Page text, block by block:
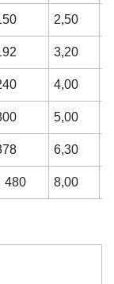
2,50
3,20
4,00
5,00
6,30
480 8,00